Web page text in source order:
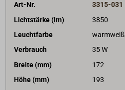
Art-Nr.
3315-031
Lichtstärke (lm)
3850
Leuchtfarbe
warmweiß
Verbrauch
35 W
Breite (mm)
172
Höhe (mm)
193